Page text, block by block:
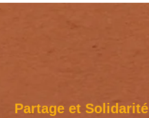
Partage et Solidarité